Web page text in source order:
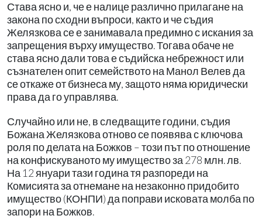
Става ясно и, че е налице различно прилагане на
закона по сходни въпроси, както и че съдия
Желязкова се е занимавала предимно с искания за
запрещения върху имущество. Тогава обаче не
става ясно дали това е съдийска небрежност или
съзнателен опит семейството на Манол Велев да
се откаже от бизнеса му, защото няма юридически
права да го управлява.
Случайно или не, в следващите години, съдия
Божана Желязкова отново се появява с ключова
роля по делата на Божков – този път по отношение
на конфискуваното му имущество за 278 млн. лв.
На 12 януари тази година тя разпореди на
Комисията за отнемане на незаконно придобито
имущество (КОНПИ) да поправи исковата молба по
запори на Божков.